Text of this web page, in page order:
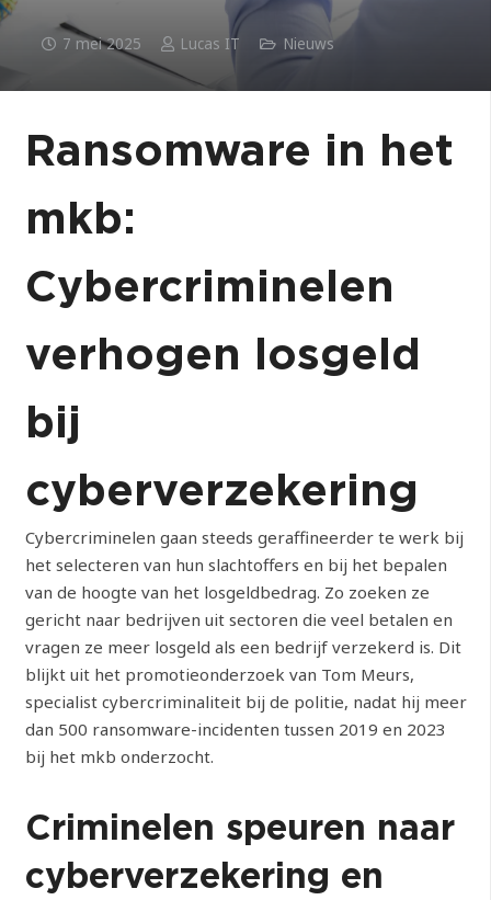
7 mei 2025 Lucas IT Nieuws
Ransomware in het
mkb:
Cybercriminelen
verhogen losgeld
bij
cyberverzekering
Cybercriminelen gaan steeds geraffineerder te werk bij
het selecteren van hun slachtoffers en bij het bepalen
van de hoogte van het losgeldbedrag. Zo zoeken ze
gericht naar bedrijven uit sectoren die veel betalen en
vragen ze meer losgeld als een bedrijf verzekerd is. Dit
blijkt uit het promotieonderzoek van Tom Meurs,
specialist cybercriminaliteit bij de politie, nadat hij meer
dan 500 ransomware-incidenten tussen 2019 en 2023
bij het mkb onderzocht.
Criminelen speuren naar
cyberverzekering en